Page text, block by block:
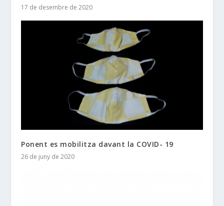
17 de desembre de 2020
Ponent es mobilitza davant la COVID- 19
26 de juny de 2020